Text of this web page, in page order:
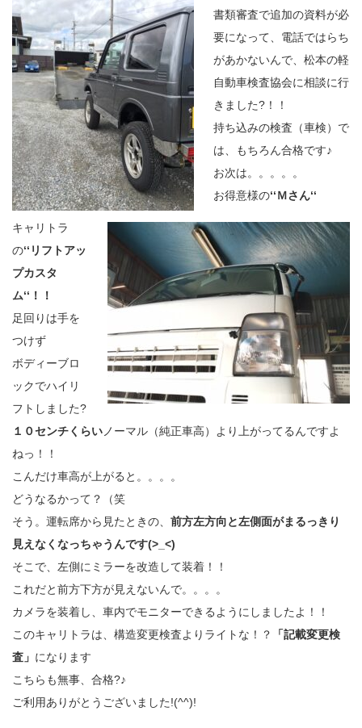
書類審査で追加の資料が必
要になって、電話ではらち
があかないんで、松本の軽
自動車検査協会に相談に行
きました?！！
持ち込みの検査（車検）で
は、もちろん合格です♪
お次は。。。。。
お得意様の‘‘Ｍさん‘‘
キャリトラ
の‘‘リフトアッ
プカスタ
ム‘‘！！
足回りは手を
つけず
ボディーブロ
ックでハイリ
フトしました?
１０センチくらい ノーマル（純正車高）より上がってるんですよ
ねっ！！
こんだけ車高が上がると。。。。
どうなるかって？（笑
そう。運転席から見たときの、 前方左方向と左側面がまるっきり
見えなくなっちゃうんです(>_<)
そこで、左側にミラーを改造して装着！！
これだと前方下方が見えないんで。。。。
カメラを装着し、車内でモニターできるようにしましたよ！！
このキャリトラは、構造変更検査よりライトな！？
「記載変更検
査」 になります
こちらも無事、合格?♪
ご利用ありがとうございました!(^^)!